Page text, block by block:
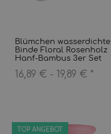
Blümchen wasserdichte
Binde Floral Rosenholz
Hanf-Bambus 3er Set
16,89 € - 19,89 € *
TOP ANGEBOT